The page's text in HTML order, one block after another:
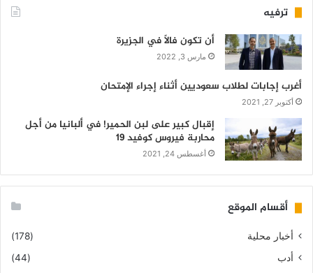
ترفيه
أن تكون فالاً في الجزيرة
مارس 3, 2022
أغرب إجابات لطلاب سعوديين أثناء إجراء الإمتحان
أكتوبر 27, 2021
إقبال كبير على لبن الحمير! في ألبانيا من أجل
محاربة فيروس كوفيد 19
أغسطس 24, 2021
أقسام الموقع
أخبار محلية
(178)
أدب
(44)